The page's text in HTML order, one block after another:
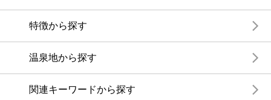
特徴から探す
温泉地から探す
関連キーワードから探す